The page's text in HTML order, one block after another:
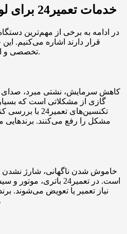
خدمات تعمیر24 برای لوازم خانگی پرکاربرد
قرار دارند اشاره می‌کنیم.
تخصصی و استفاده از قطعات اصلی است.
کاهش سرمایش، نشتی مبرد، صدای
گازی از مشکلاتی است که
تکنسین‌های
مشکل را رفع می‌کنند. برندهایی
خاموش شدن ناگهانی، شارژ نشدن
است. در تعمیر24
نیاز تعمیر یا تعویض می‌شوند.
بیشترین ثبت سفارش را دارند.